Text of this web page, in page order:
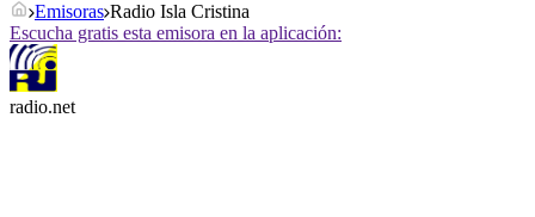
Emisoras Radio Isla Cristina
Escucha gratis esta emisora en la aplicación:
radio.net